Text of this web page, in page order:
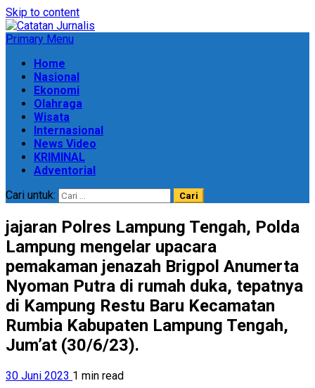
Skip to content
Primary Menu
Home
Nasional
Ekonomi
Olahraga
Wisata
Internasional
News Video
KRIMINAL
Adventorial
Cari untuk:
jajaran Polres Lampung Tengah, Polda
Lampung mengelar upacara
pemakaman jenazah Brigpol Anumerta
Nyoman Putra di rumah duka, tepatnya
di Kampung Restu Baru Kecamatan
Rumbia Kabupaten Lampung Tengah,
Jum’at (30/6/23).
30 Juni 2023 1 min read